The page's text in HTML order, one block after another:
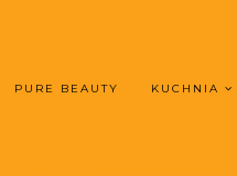
PURE BEAUTY KUCHNIA